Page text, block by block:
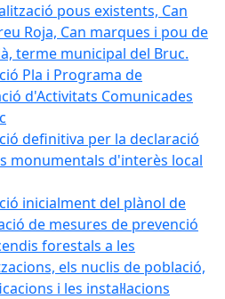
pous existents, Can
Roja, Can marques i pou de
terme municipal del Bruc.
Pla i Programa de
d'Activitats Comunicades
definitiva per la declaració
monumentals d'interès local
inicialment del plànol de
de mesures de prevenció
forestals a les
els nuclis de població,
i les instal·lacions